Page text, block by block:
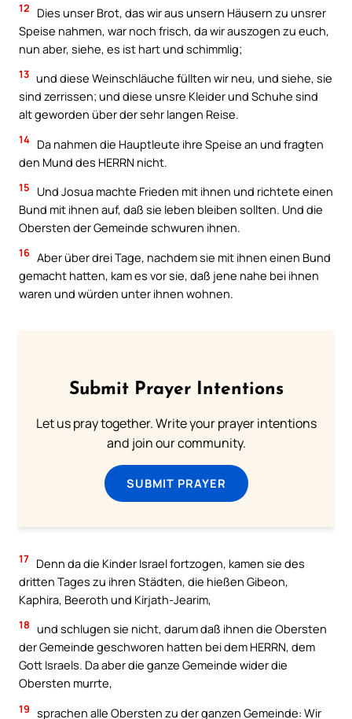
12
Dies unser Brot, das wir aus unsern Häusern zu unsrer
Speise nahmen, war noch frisch, da wir auszogen zu euch,
nun aber, siehe, es ist hart und schimmlig;
13 und diese Weinschläuche füllten wir neu, und siehe, sie
sind zerrissen; und diese unsre Kleider und Schuhe sind
alt geworden über der sehr langen Reise.
14 Da nahmen die Hauptleute ihre Speise an und fragten
den Mund des HERRN nicht.
15
Und Josua machte Frieden mit ihnen und richtete einen
Bund mit ihnen auf, daß sie leben bleiben sollten. Und die
Obersten der Gemeinde schwuren ihnen.
16 Aber über drei Tage, nachdem sie mit ihnen einen Bund
gemacht hatten, kam es vor sie, daß jene nahe bei ihnen
waren und würden unter ihnen wohnen.
Submit Prayer Intentions
Let us pray together. Write your prayer intentions
and join our community.
SUBMIT PRAYER
17 Denn da die Kinder Israel fortzogen, kamen sie des
dritten Tages zu ihren Städten, die hießen Gibeon,
Kaphira, Beeroth und Kirjath-Jearim,
18 und schlugen sie nicht, darum daß ihnen die Obersten
der Gemeinde geschworen hatten bei dem HERRN, dem
Gott Israels. Da aber die ganze Gemeinde wider die
Obersten murrte,
19 sprachen alle Obersten zu der ganzen Gemeinde: Wir